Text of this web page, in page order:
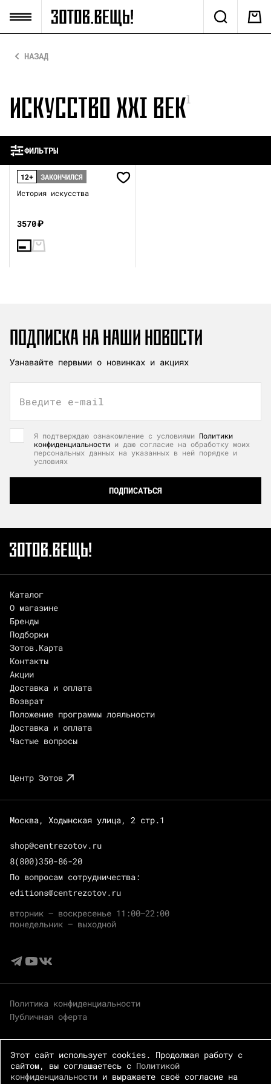
НАЗАД
ИСКУССТВО ХХI ВЕК1
ФИЛЬТРЫ
12+
ЗАКОНЧИЛСЯ
История искусства
3570₽
ПОДПИСКА НА НАШИ НОВОСТИ
Узнавайте первыми о новинках и акциях
Введите e-mail
Я подтверждаю ознакомление с условиями Политики
конфиденциальности и даю согласие на обработку моих
персональных данных на указанных в ней порядке и
условиях
ПОДПИСАТЬСЯ
Каталог
О магазине
Бренды
Подборки
Зотов.Карта
Контакты
Акции
Доставка и оплата
Возврат
Положение программы лояльности
Доставка и оплата
Частые вопросы
Центр Зотов
Москва, Ходынская улица, 2 стр.1
shop@centrezotov.ru
8(800)350-86-20
По вопросам сотрудничества:
editions@centrezotov.ru
вторник — воскресенье 11:00–22:00
понедельник — выходной
Политика конфиденциальности
Публичная оферта
Этот сайт использует cookies. Продолжая работу с
сайтом, вы соглашаетесь с Политикой
конфиденциальности и выражаете своё согласие на